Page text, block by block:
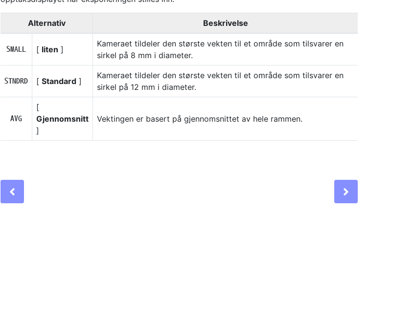
Alternativ Beskrivelse
R [ liten ]
Kameraet tildeler den største vekten til et område som tilsvarer en
sirkel på 8 mm i diameter.
S [ Standard ]
Kameraet tildeler den største vekten til et område som tilsvarer en
sirkel på 12 mm i diameter.
T
[
Gjennomsnitt
]
Vektingen er basert på gjennomsnittet av hele rammen.